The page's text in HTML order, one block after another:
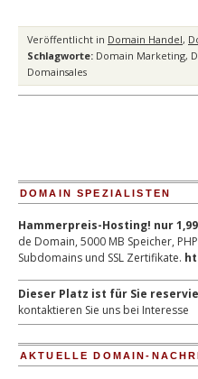
Veröffentlicht in Domain Handel,
Schlagworte: Domain Marketing,
Domainsales
DOMAIN SPEZIALISTEN
Hammerpreis-Hosting! nur
de Domain, 5000 MB Speicher,
Subdomains und SSL Zertifikate.
Dieser Platz ist für Sie
kontaktieren Sie uns bei Interesse
AKTUELLE DOMAIN-